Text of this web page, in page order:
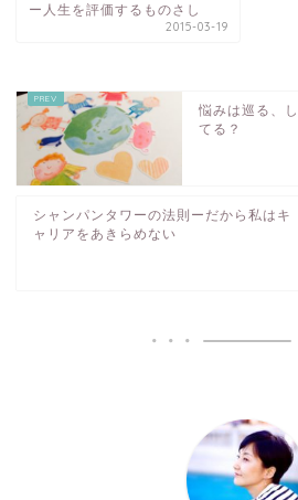
ー人生を評価するものさし
2015-03-19
悩みは巡る、
てる？
シャンパンタワーの法則ーだから私はキ
ャリアをあきらめない